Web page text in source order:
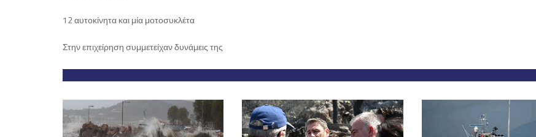
12 αυτοκίνητα και μία μοτοσυκλέτα
Στην επιχείρηση συμμετείχαν δυνάμεις της